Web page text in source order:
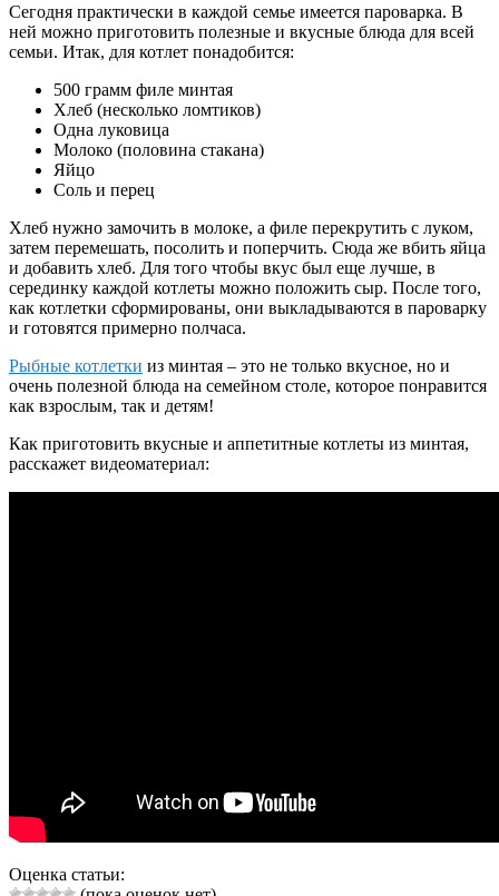
Сегодня практически в каждой семье имеется пароварка. В
ней можно приготовить полезные и вкусные блюда для всей
семьи. Итак, для котлет понадобится:
500 грамм филе минтая
Хлеб (несколько ломтиков)
Одна луковица
Молоко (половина стакана)
Яйцо
Соль и перец
Хлеб нужно замочить в молоке, а филе перекрутить с луком,
затем перемешать, посолить и поперчить. Сюда же вбить яйца
и добавить хлеб. Для того чтобы вкус был еще лучше, в
серединку каждой котлеты можно положить сыр. После того,
как котлетки сформированы, они выкладываются в пароварку
и готовятся примерно полчаса.
Рыбные котлетки из минтая – это не только вкусное, но и
очень полезной блюда на семейном столе, которое понравится
как взрослым, так и детям!
Как приготовить вкусные и аппетитные котлеты из минтая,
расскажет видеоматериал:
Оценка статьи: